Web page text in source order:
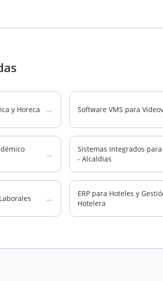
y Horeca → Software VMS para
→
Sistemas Integrados
- Alcaldias
→
ERP para Hoteles y
Hotelera